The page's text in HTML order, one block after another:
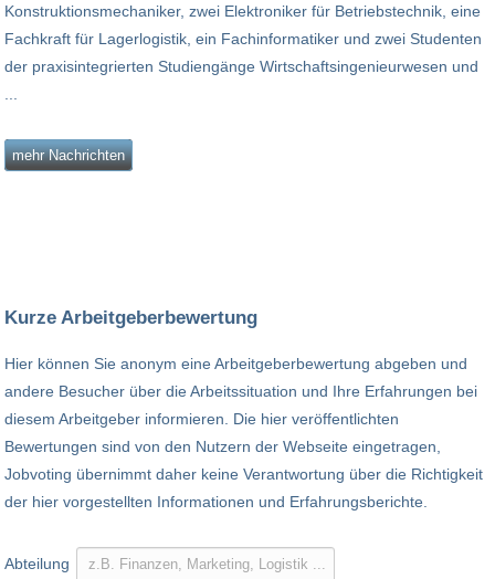
Konstruktionsmechaniker, zwei Elektroniker für Betriebstechnik, eine
Fachkraft für Lagerlogistik, ein Fachinformatiker und zwei Studenten
der praxisintegrierten Studiengänge Wirtschaftsingenieurwesen und
mehr Nachrichten
Kurze Arbeitgeberbewertung
Hier können Sie anonym eine Arbeitgeberbewertung abgeben und
andere Besucher über die Arbeitssituation und Ihre Erfahrungen bei
diesem Arbeitgeber informieren. Die hier veröffentlichten
Bewertungen sind von den Nutzern der Webseite eingetragen,
Jobvoting übernimmt daher keine Verantwortung über die Richtigkeit
der hier vorgestellten Informationen und Erfahrungsberichte.
Abteilung